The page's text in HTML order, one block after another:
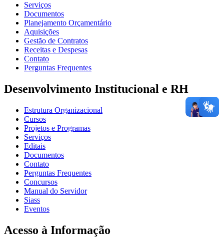
Serviços
Documentos
Planejamento Orçamentário
Aquisições
Gestão de Contratos
Receitas e Despesas
Contato
Perguntas Frequentes
Desenvolvimento Institucional e RH
Estrutura Organizacional
Cursos
Projetos e Programas
Serviços
Editais
Documentos
Contato
Perguntas Frequentes
Concursos
Manual do Servidor
Siass
Eventos
Acesso à Informação